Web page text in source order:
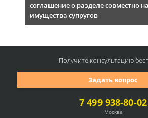
соглашение о разделе совместно
имущества супругов
7 499 938-80-02
Москва
Задать вопрос
Получите консультацию